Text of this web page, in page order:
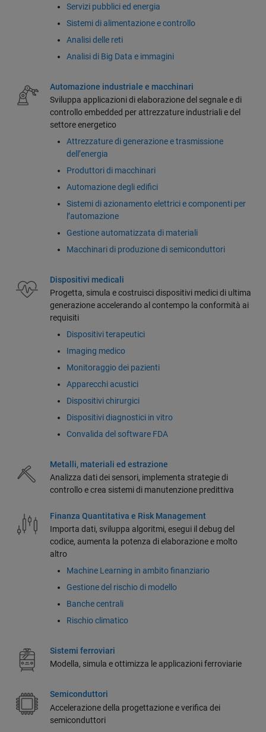
Servizi pubblici ed energia
Sistemi di alimentazione e controllo
Analisi delle reti
Analisi di Big Data e immagini
Automazione industriale e macchinari
Sviluppa applicazioni di elaborazione del segnale e di
controllo embedded per attrezzature industriali e del
settore energetico
Attrezzature di generazione e trasmissione
dell’energia
Produttori di macchinari
Automazione degli edifici
Sistemi di azionamento elettrici e componenti per
l’automazione
Gestione automatizzata di materiali
Macchinari di produzione di semiconduttori
Dispositivi medicali
Progetta, simula e costruisci dispositivi medici di ultima
generazione accelerando al contempo la conformità ai
requisiti
Dispositivi terapeutici
Imaging medico
Monitoraggio dei pazienti
Apparecchi acustici
Dispositivi chirurgici
Dispositivi diagnostici in vitro
Convalida del software FDA
Metalli, materiali ed estrazione
Analizza dati dei sensori, implementa strategie di
controllo e crea sistemi di manutenzione predittiva
Finanza Quantitativa e Risk Management
Importa dati, sviluppa algoritmi, esegui il debug del
codice, aumenta la potenza di elaborazione e molto
altro
Machine Learning in ambito finanziario
Gestione del rischio di modello
Banche centrali
Rischio climatico
Sistemi ferroviari
Modella, simula e ottimizza le applicazioni ferroviarie
Semiconduttori
Accelerazione della progettazione e verifica dei
semiconduttori